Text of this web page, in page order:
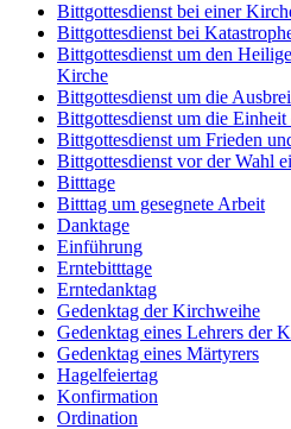
Bittgottesdienst bei einer
Bittgottesdienst bei
Bittgottesdienst um den
Kirche
Bittgottesdienst um die
Bittgottesdienst um die
Bittgottesdienst um Frieden
Bittgottesdienst vor der Wahl
Bitttage
Bitttag um gesegnete Arbeit
Danktage
Einführung
Erntebitttage
Erntedanktag
Gedenktag der Kirchweihe
Gedenktag eines Lehrers der
Gedenktag eines Märtyrers
Hagelfeiertag
Konfirmation
Ordination